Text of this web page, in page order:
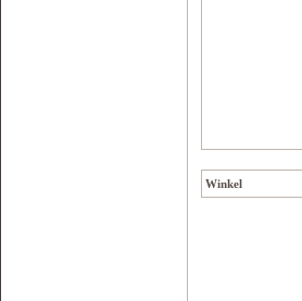
Winkel